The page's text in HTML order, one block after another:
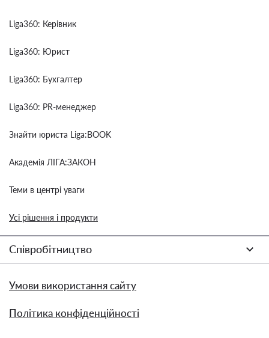
Liga360: Керівник
Liga360: Юрист
Liga360: Бухгалтер
Liga360: PR-менеджер
Знайти юриста Liga:BOOK
Академія ЛІГА:ЗАКОН
Теми в центрі уваги
Усі рішення і продукти
Співробітництво
Умови використання сайту
Політика конфіденційності